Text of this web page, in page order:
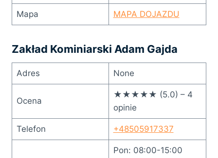
Mapa MAPA DOJAZDU
Zakład Kominiarski Adam Gajda
Adres None
Ocena
★★★★★ (5.0) – 4
opinie
Telefon +48505917337
Pon: 08:00-15:00